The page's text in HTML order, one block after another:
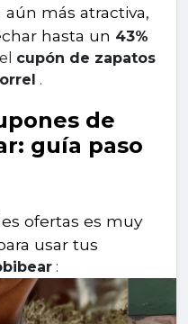
aún más atractiva,
hasta un 43%
cupón de zapatos
.
de
guía paso
ofertas es muy
: